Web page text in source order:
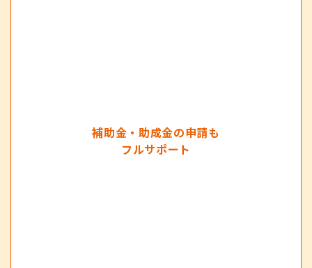
補助金・助成金の申請も
フルサポート